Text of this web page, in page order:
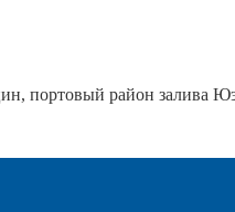
портовый район залива